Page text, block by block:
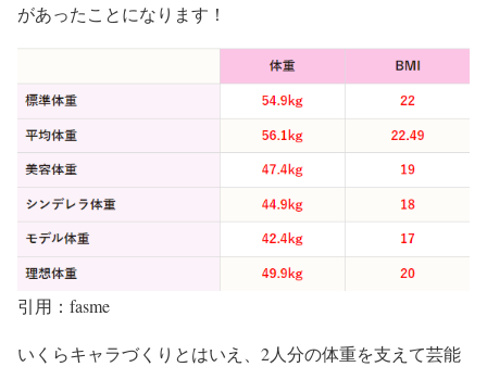
があったことになります！
引用：fasme
いくらキャラづくりとはいえ、2人分の体重を支えて芸能